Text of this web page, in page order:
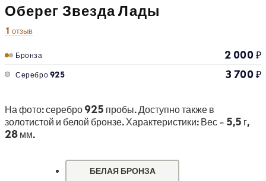
Оберег Звезда Лады
1 отзыв
Бронза 2 000₽
Серебро 925 3 700₽
На фото: серебро 925 пробы. Доступно также в
золотистой и белой бронзе. Характеристики: Вес ≈ 5,5 г,
28 мм.
БЕЛАЯ БРОНЗА